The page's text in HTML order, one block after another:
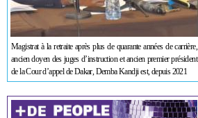
Magistrat à la retraite après plus de quarante années de carrière,
ancien doyen des juges d’instruction et ancien premier président
de la Cour d’appel de Dakar, Demba Kandji est, depuis 2021